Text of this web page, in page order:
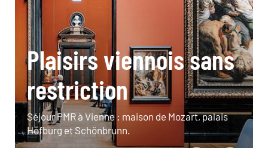
Plaisirs viennois sans
restriction
Séjour PMR à Vienne : maison de Mozart, palais
Hofburg et Schönbrunn.